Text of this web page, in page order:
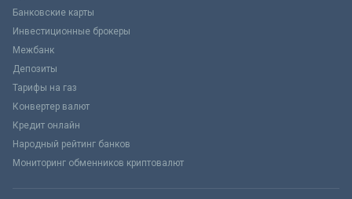
Банковские карты
Инвестиционные брокеры
Межбанк
Депозиты
Тарифы на газ
Конвертер валют
Кредит онлайн
Народный рейтинг банков
Мониторинг обменников криптовалют